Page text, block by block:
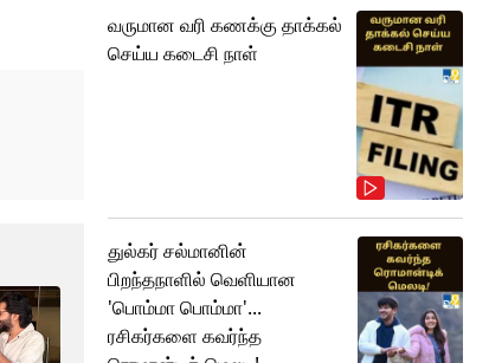
வருமான வரி கணக்கு தாக்கல்
செய்ய கடைசி நாள்
துல்கர் சல்மானின்
பிறந்தநாளில் வெளியான
'பொம்மா பொம்மா'...
ரசிகர்களை கவர்ந்த